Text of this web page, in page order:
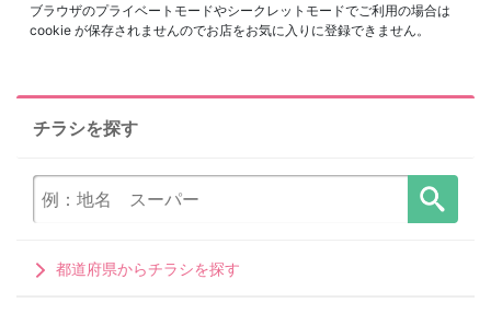
ブラウザのプライベートモードやシークレットモードでご利用の場合は
cookie が保存されませんのでお店をお気に入りに登録できません。
チラシを探す
都道府県からチラシを探す